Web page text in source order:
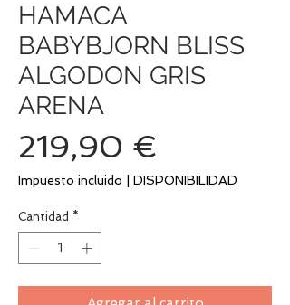
HAMACA
BABYBJORN BLISS
ALGODON GRIS
ARENA
219,90 €
Impuesto incluido DISPONIBILIDAD
Cantidad *